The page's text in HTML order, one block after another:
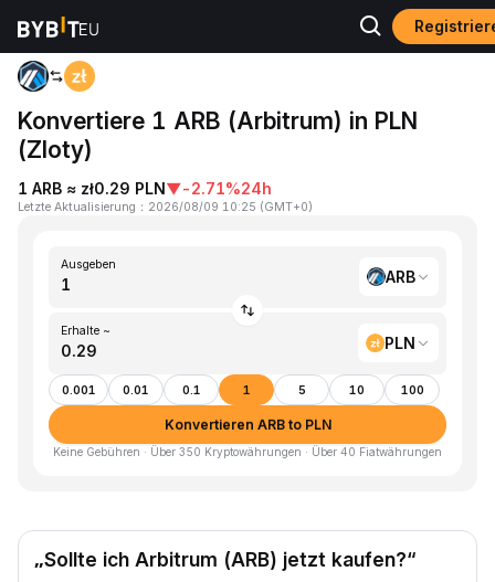
Home ARB to PLN
Konvertiere 1 ARB (Arbitrum) in PLN
(Zloty)
1 ARB ≈ zł0.29 PLN▼-2.71%24h
Letzte Aktualisierung ： 2026/08/09 10:25 (GMT+0)
Ausgeben
ARB
Erhalte ~
PLN
0.001 0.01 0.1 1 5 10 100
Konvertieren ARB to PLN
Keine Gebühren · Über 350 Kryptowährungen · Über 40 Fiatwährungen
„Sollte ich Arbitrum (ARB) jetzt kaufen?“